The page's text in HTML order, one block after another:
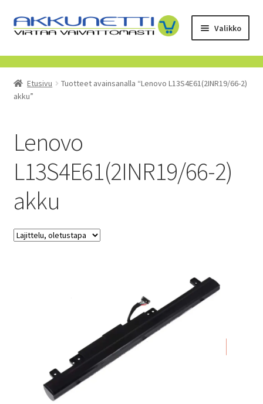
Siirry
navigointiin
Siirry
sisältöön
Valikko
Kauppa
Tietoa meistä
Toimitusehdot
POISTUVAT TUOTTEET
Etusivu
Tuotteet avainsanalla “Lenovo L13S4E61(2INR19/66-2)
akku”
Lenovo
L13S4E61(2INR19/66-2)
akku